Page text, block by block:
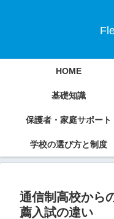
HOME
基礎知識
保護者・家庭サポート
学校の選び方と制度
通信制高校から
薦入試の違い